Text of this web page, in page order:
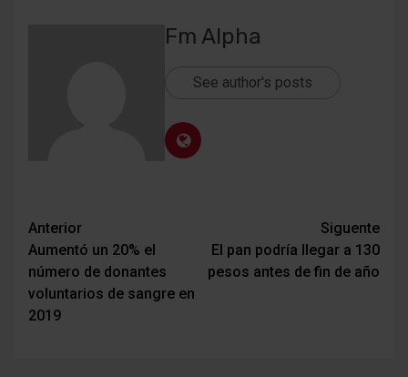
Fm Alpha
See author's posts
Navegación
de
entradas
Anterior
Aumentó un 20% el
número de donantes
voluntarios de sangre en
2019
Siguente
El pan podría llegar a 130
pesos antes de fin de año